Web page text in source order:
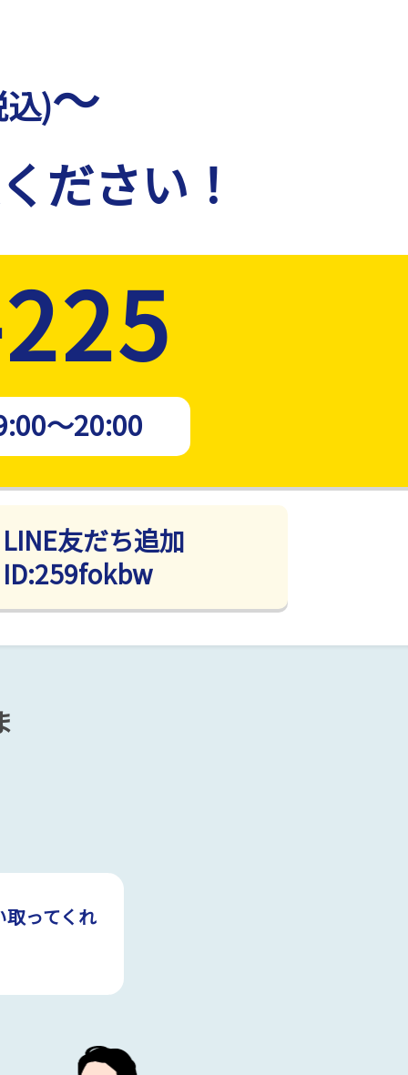
)～
ださい！
～20:00
LINE友だち追加
ID:259fokbw
ってくれ